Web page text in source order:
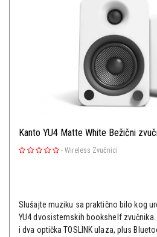
Kanto YU4 Matte White Bežični
- Wireless Zvučnici
Slušajte muziku sa praktično bilo kog
YU4 dvosistemskih bookshelf
i dva optička TOSLINK ulaza, plus